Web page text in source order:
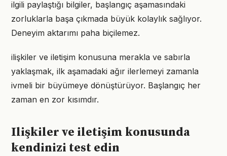
ilgili paylaştığı bilgiler, başlangıç aşamasındaki
zorluklarla başa çıkmada büyük kolaylık sağlıyor.
Deneyim aktarımı paha biçilemez.
ilişkiler ve iletişim konusuna merakla ve sabırla
yaklaşmak, ilk aşamadaki ağır ilerlemeyi zamanla
ivmeli bir büyümeye dönüştürüyor. Başlangıç her
zaman en zor kısımdır.
Ilişkiler ve iletişim konusunda
kendinizi test edin